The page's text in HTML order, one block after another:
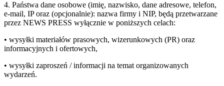
4. Państwa dane osobowe (imię, nazwisko, dane adresowe, telefon,
e-mail, IP oraz (opcjonalnie): nazwa firmy i NIP, będą przetwarzane
przez NEWS PRESS wyłącznie w poniższych celach:
• wysyłki materiałów prasowych, wizerunkowych (PR) oraz
informacyjnych i ofertowych,
• wysyłki zaproszeń / informacji na temat organizowanych
wydarzeń.